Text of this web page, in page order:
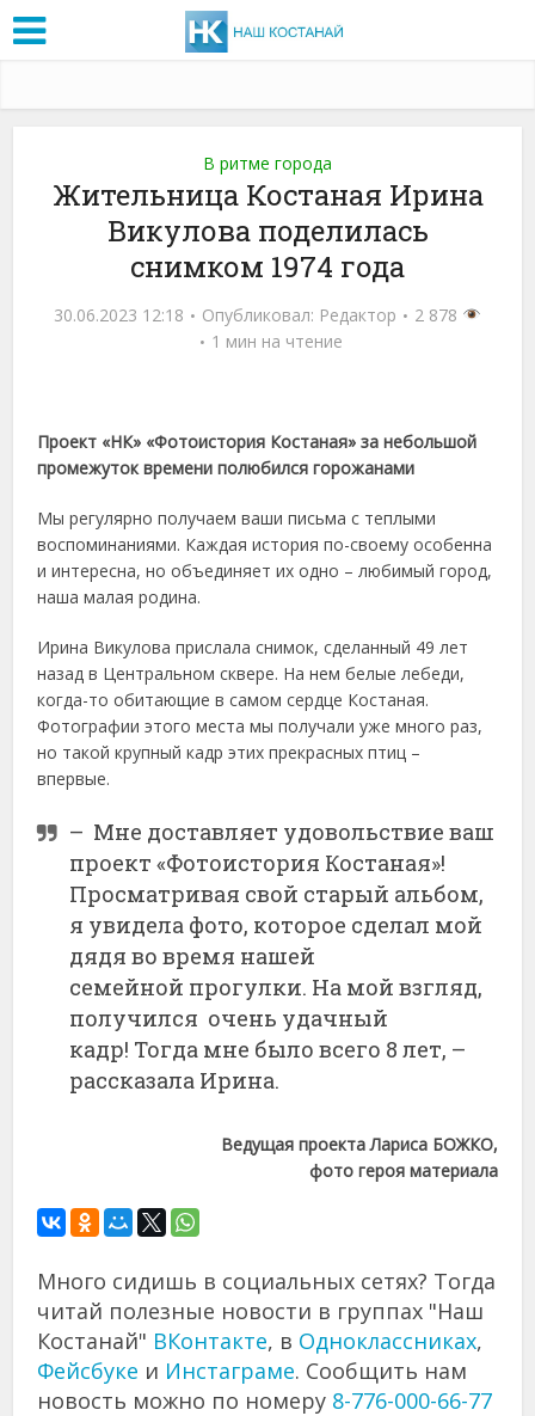
В ритме города
Жительница Костаная Ирина
Викулова поделилась
снимком 1974 года
30.06.2023 12:18 Опубликовал: Редактор
2 878
1 мин на чтение
Проект «НК» «Фотоистория Костаная» за небольшой
промежуток времени полюбился горожанами
Мы регулярно получаем ваши письма с теплыми
воспоминаниями. Каждая история по-своему особенна
и интересна, но объединяет их одно – любимый город,
наша малая родина.
Ирина Викулова прислала снимок, сделанный 49 лет
назад в Центральном сквере. На нем белые лебеди,
когда-то обитающие в самом сердце Костаная.
Фотографии этого места мы получали уже много раз,
но такой крупный кадр этих прекрасных птиц –
впервые.
– Мне доставляет удовольствие ваш
проект «Фотоистория Костаная»!
Просматривая свой старый альбом,
я увидела фото, которое сделал мой
дядя во время нашей
семейной прогулки. На мой взгляд,
получился очень удачный
кадр! Тогда мне было всего 8 лет, –
рассказала Ирина.
Ведущая проекта Лариса БОЖКО,
фото героя материала
Много сидишь в социальных сетях? Тогда
читай полезные новости в группах "Наш
Костанай" ВКонтакте, в Одноклассниках,
Фейсбуке и Инстаграме. Сообщить нам
новость можно по номеру 8-776-000-66-77